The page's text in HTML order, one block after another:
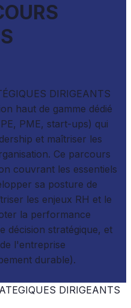
DIRIGEANTS
haut de gamme dédié
PME, start-ups) qui
et maîtriser les
Ce parcours
couvrant les essentiels
sa posture de
les enjeux RH et le
la performance
décision stratégique, et
l'entreprise
durable).